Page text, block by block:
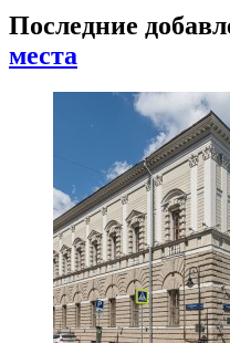
Последние
места